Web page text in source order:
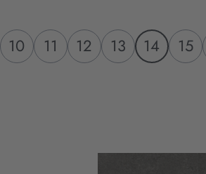
10 11 12 13 14 15